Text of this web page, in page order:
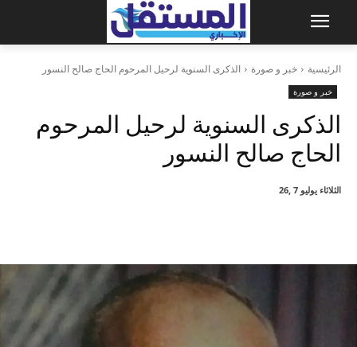
الرئيسية خبر و صورة الذكرى السنوية لرحيل المرحوم الحاج صالح النسور
خبر و صورة
الذكرى السنوية لرحيل المرحوم
الحاج صالح النسور
الثلاثاء يوليو 7 ,26